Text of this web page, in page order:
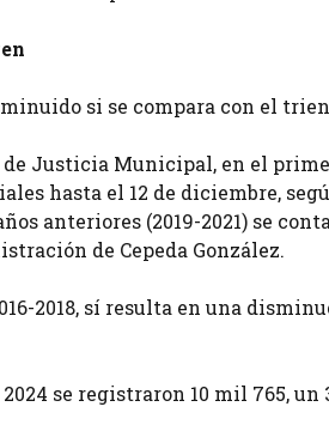
si se compara con el
Justicia Municipal, en el
hasta el 12 de diciembre,
anteriores (2019-2021) se
de Cepeda González.
2018, sí resulta en una
se registraron 10 mil 765,